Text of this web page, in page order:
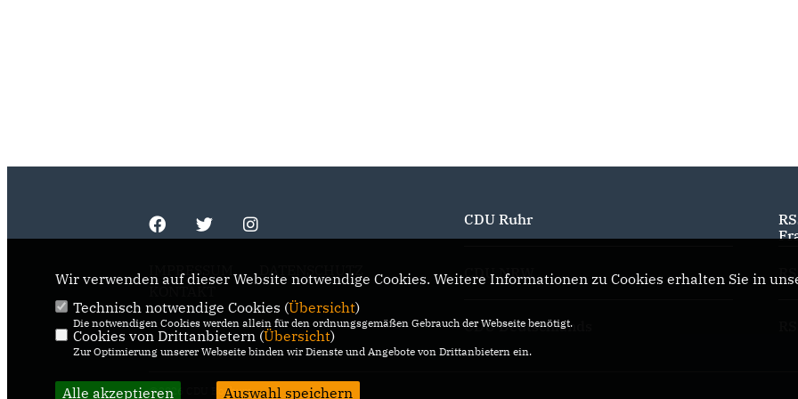
IMPRESSUM
DATENSCHUTZ
CDU Ruhr
CDU NRW
CDU Deutschlands
@2026 CDU Bochum
Wir verwenden auf dieser Website notwendige Cookies. Weitere Informationen zu Cookies erhalten Sie in
Technisch notwendige Cookies (Übersicht)
Die notwendigen Cookies werden allein für den ordnungsgemäßen Gebrauch der Webseite benötigt.
Cookies von Drittanbietern (Übersicht)
Zur Optimierung unserer Webseite binden wir Dienste und Angebote von Drittanbietern ein.
Alle akzeptieren Auswahl speichern